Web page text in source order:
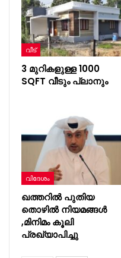
വീട്
3 മുറികളുള്ള 1000
SQFT വീടും പ്ലാനും
വിദേശം
ഖത്തറിൽ പുതിയ
തൊഴിൽ നിയമങ്ങൾ
,മിനിമം കൂലി
പ്രഖ്യാപിച്ചു